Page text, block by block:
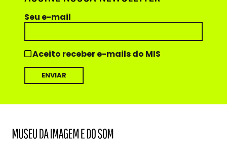
Seu e-mail
Aceito receber e-mails do MIS